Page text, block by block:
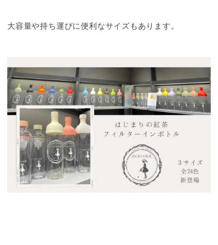
大容量や持ち運びに便利なサイズもあります。